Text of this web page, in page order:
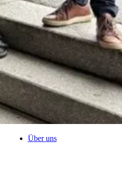
Über uns